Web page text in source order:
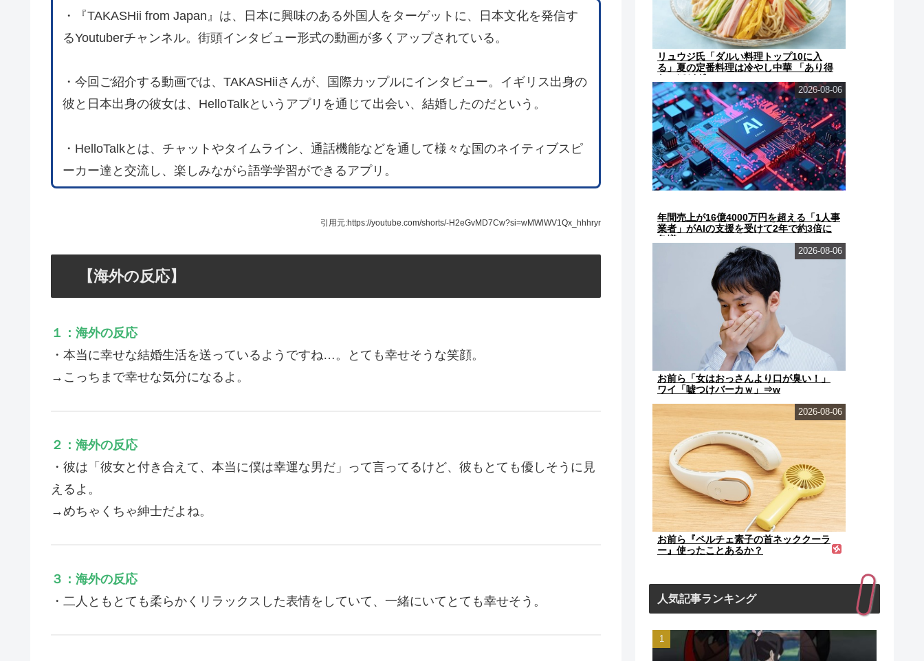
・『TAKASHii from Japan』は、日本に興味のある外国人をターゲットに、日本文化を発信す
るYoutuberチャンネル。街頭インタビュー形式の動画が多くアップされている。
・今回ご紹介する動画では、TAKASHiiさんが、国際カップルにインタビュー。イギリス出身の
彼と日本出身の彼女は、HelloTalkというアプリを通じて出会い、結婚したのだという。
・HelloTalkとは、チャットやタイムライン、通話機能などを通して様々な国のネイティブスピ
ーカー達と交流し、楽しみながら語学学習ができるアプリ。
引用元:https://youtube.com/shorts/-H2eGvMD7Cw?si=wMWlWV1Qx_hhhryr
【海外の反応】
１：海外の反応
・本当に幸せな結婚生活を送っているようですね…。とても幸せそうな笑顔。
→こっちまで幸せな気分になるよ。
２：海外の反応
・彼は「彼女と付き合えて、本当に僕は幸運な男だ」って言ってるけど、彼もとても優しそうに見
えるよ。
→めちゃくちゃ紳士だよね。
３：海外の反応
・二人ともとても柔らかくリラックスした表情をしていて、一緒にいてとても幸せそう。
リュウジ氏「ダルい料理トップ10に入
る」夏の定番料理は冷やし中華 「あり得
年間売上が16億4000万円を超える「1人事
業者」がAIの支援を受けて2年で約3倍に
2026-08-06
お前ら「女はおっさんより口が臭い！」
ワイ「嘘つけバーカｗ」⇒w
2026-08-06
お前ら『ペルチェ素子の首ネッククーラ
ー』使ったことあるか？
2026-08-06
人気記事ランキング